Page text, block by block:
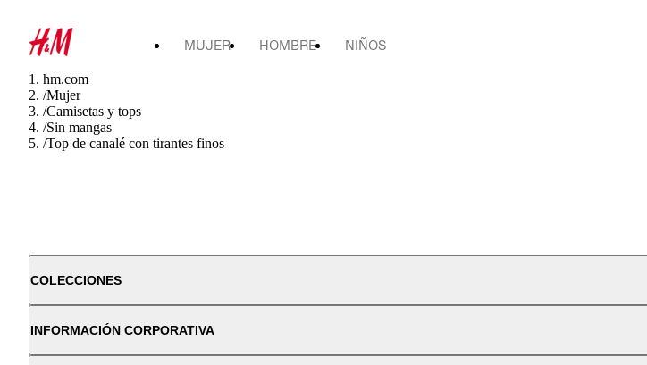
MUJER HOMBRE NIÑOS
hm.com
/Mujer
/Camisetas y tops
/Sin mangas
/Top de canalé con tirantes finos
COLECCIONES
INFORMACIÓN CORPORATIVA